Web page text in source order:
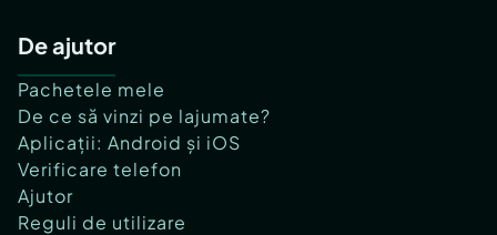
De ajutor
Pachetele mele
De ce să vinzi pe lajumate?
Aplicații: Android și iOS
Verificare telefon
Ajutor
Reguli de utilizare